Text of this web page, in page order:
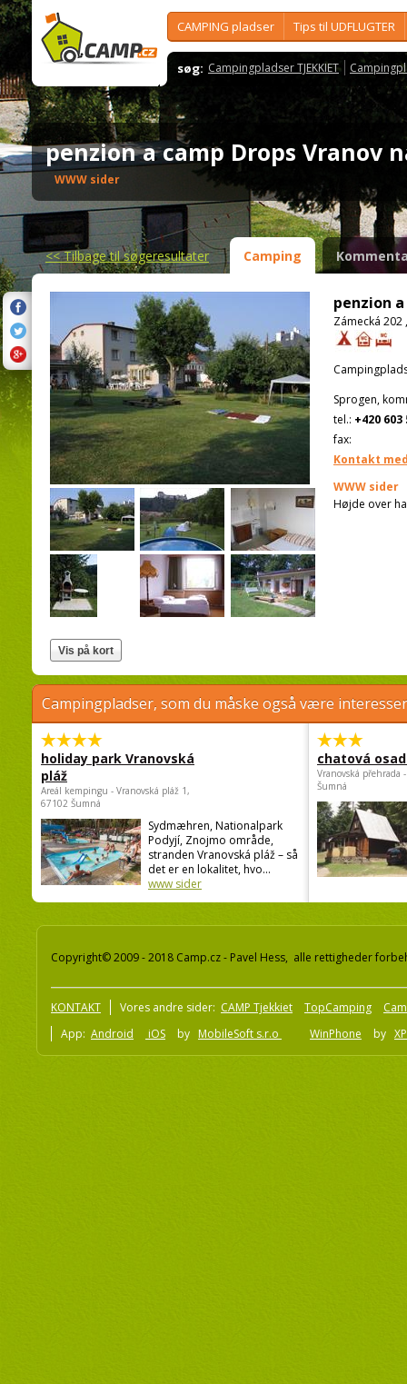
CAMPING pladser Tips til UDFLUGTER
søg: Campingpladser TJEKKIET
penzion a camp Drops Vranov
WWW sider
<<Tilbage til søgeresultater Camping
penzion
Zámecká 202
Sprogen,
tel.: +420 603
fax:
Kontakt
WWW sider
Højde over
Campingpladser, som du måske også være
holiday park Vranovská
pláž
Areál kempingu - Vranovská pláž 1,
67102 Šumná
Sydmæhren, Nationalpark
Podyjí, Znojmo område,
stranden Vranovská pláž – så
det er en lokalitet, hvo...
www sider
chatová
Vranovská přehrada
Šumná
Copyright© 2009 - 2018 Camp.cz - Pavel Hess, alle rettigheder
KONTAKT Vores andre sider: CAMP Tjekkiet TopCamping
App: Android iOS by MobileSoft s.r.o WinPhone by